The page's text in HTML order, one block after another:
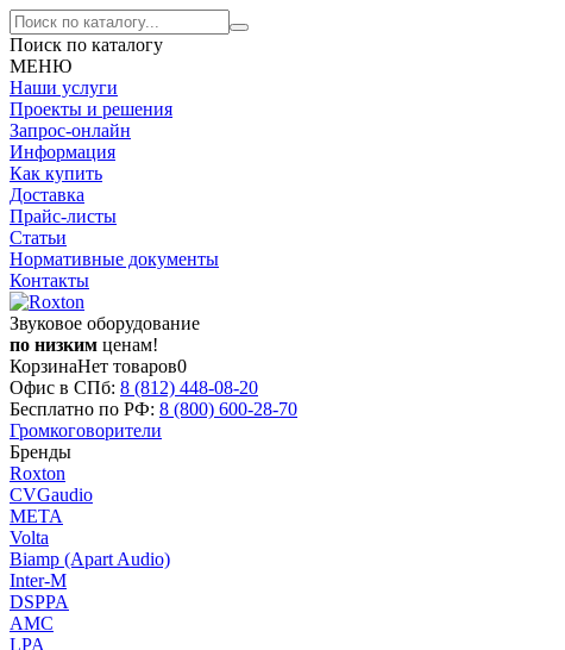
Поиск по каталогу
МЕНЮ
Наши услуги
Проекты и решения
Запрос-онлайн
Информация
Как купить
Доставка
Прайс-листы
Статьи
Нормативные документы
Контакты
Звуковое оборудование
по низким ценам!
КорзинаНет товаров0
Офис в СПб: 8 (812) 448-08-20
Бесплатно по РФ: 8 (800) 600-28-70
Громкоговорители
Бренды
Roxton
CVGaudio
МЕТА
Volta
Biamp (Apart Audio)
Inter-M
DSPPA
AMC
LPA